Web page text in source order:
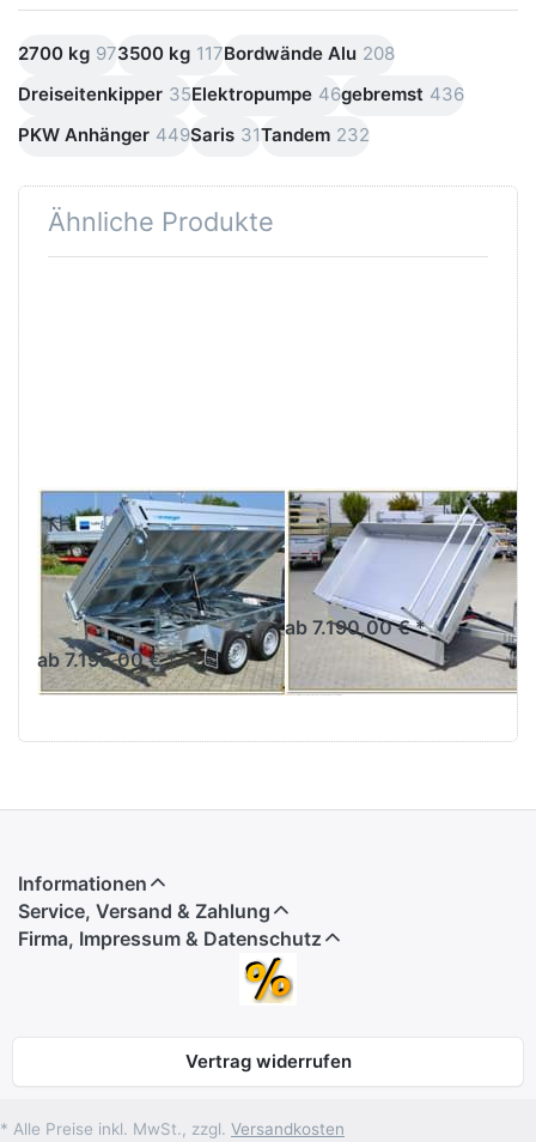
2700 kg 973500 kg 117Bordwände Alu 208
Dreiseitenkipper 35Elektropumpe 46gebremst 436
PKW Anhänger 449Saris 31Tandem 232
Ähnliche Produkte
WM MEYER
HKC 3031/186E
3531/186E
Alu-Dreiseitenkipper
ab 7.195,00 € *
DEBON
PW3.6E
Dreiseitenkipper 3500 kg
Tandemachser 3m E-
Hydraulik
ab 7.190,00 € *
Informationen
Service, Versand & Zahlung
Firma, Impressum & Datenschutz
Vertrag widerrufen
* Alle Preise inkl. MwSt., zzgl. Versandkosten